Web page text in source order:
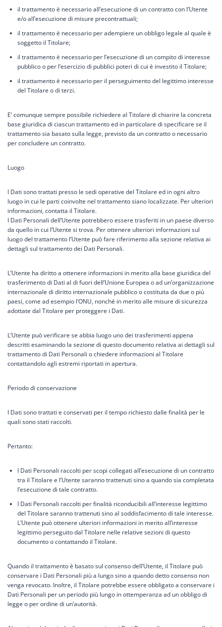
il trattamento è necessario all’esecuzione di un contratto con l’Utente
e/o all’esecuzione di misure precontrattuali;
il trattamento è necessario per adempiere un obbligo legale al quale è
soggetto il Titolare;
il trattamento è necessario per l’esecuzione di un compito di interesse
pubblico o per l’esercizio di pubblici poteri di cui è investito il Titolare;
il trattamento è necessario per il perseguimento del legittimo interesse
del Titolare o di terzi.
E’ comunque sempre possibile richiedere al Titolare di chiarire la concreta
base giuridica di ciascun trattamento ed in particolare di specificare se il
trattamento sia basato sulla legge, previsto da un contratto o necessario
per concludere un contratto.
Luogo
I Dati sono trattati presso le sedi operative del Titolare ed in ogni altro
luogo in cui le parti coinvolte nel trattamento siano localizzate. Per ulteriori
informazioni, contatta il Titolare.
I Dati Personali dell’Utente potrebbero essere trasferiti in un paese diverso
da quello in cui l’Utente si trova. Per ottenere ulteriori informazioni sul
luogo del trattamento l’Utente può fare riferimento alla sezione relativa ai
dettagli sul trattamento dei Dati Personali.
L’Utente ha diritto a ottenere informazioni in merito alla base giuridica del
trasferimento di Dati al di fuori dell’Unione Europea o ad un’organizzazione
internazionale di diritto internazionale pubblico o costituita da due o più
paesi, come ad esempio l’ONU, nonché in merito alle misure di sicurezza
adottate dal Titolare per proteggere i Dati.
L’Utente può verificare se abbia luogo uno dei trasferimenti appena
descritti esaminando la sezione di questo documento relativa ai dettagli sul
trattamento di Dati Personali o chiedere informazioni al Titolare
contattandolo agli estremi riportati in apertura.
Periodo di conservazione
I Dati sono trattati e conservati per il tempo richiesto dalle finalità per le
quali sono stati raccolti.
Pertanto:
I Dati Personali raccolti per scopi collegati all’esecuzione di un contratto
tra il Titolare e l’Utente saranno trattenuti sino a quando sia completata
l’esecuzione di tale contratto.
I Dati Personali raccolti per finalità riconducibili all’interesse legittimo
del Titolare saranno trattenuti sino al soddisfacimento di tale interesse.
L’Utente può ottenere ulteriori informazioni in merito all’interesse
legittimo perseguito dal Titolare nelle relative sezioni di questo
documento o contattando il Titolare.
Quando il trattamento è basato sul consenso dell’Utente, il Titolare può
conservare i Dati Personali più a lungo sino a quando detto consenso non
venga revocato. Inoltre, il Titolare potrebbe essere obbligato a conservare i
Dati Personali per un periodo più lungo in ottemperanza ad un obbligo di
legge o per ordine di un’autorità.